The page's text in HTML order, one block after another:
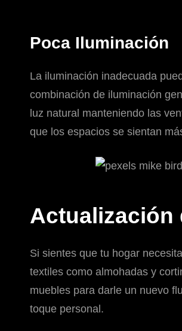
Poca Iluminación
La iluminación inadecuada
combinación de iluminación
luz natural manteniendo las
que los espacios se sientan
Actualización
Si sientes que tu hogar
textiles como almohadas y
muebles para darle un nuevo
toque personal.